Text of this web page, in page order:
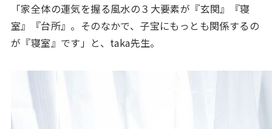
「家全体の運気を握る風水の３大要素が『玄関』『寝
室』『台所』。そのなかで、子宝にもっとも関係するの
が『寝室』です」と、taka先生。